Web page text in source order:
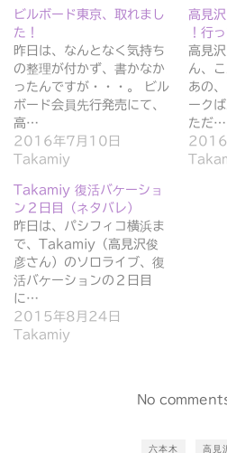
ィ
ウ
で
開
き
ま
す
く
い
(
新
し
い
ウ
ン
ド
き
ま
す
)
ビルボード東京、取れまし
た！
昨日は、なんとなく気持ち
の整理が付かず、書かなか
ったんですが・・・。 ビル
ボード会員先行発売にて、
高…
2016年7月10日
Takamiy
高見
！行
高見
ん、
あの
ーク
ただ…
2016
Takamiy 復活バケーショ
ン２日目（ネタバレ）
昨日は、パシフィコ横浜ま
で、Takamiy（高見沢俊
彦さん）のソロライブ、復
活バケーションの２日目
に…
2015年8月24日
Takamiy
No
六本木 高見